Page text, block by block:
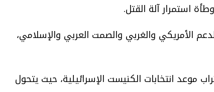
استمرار آلة القتل.
الأمريكي والغربي والصمت العربي والإسلامي،
انتخابات الكنيست الإسرائيلية، حيث يتحول